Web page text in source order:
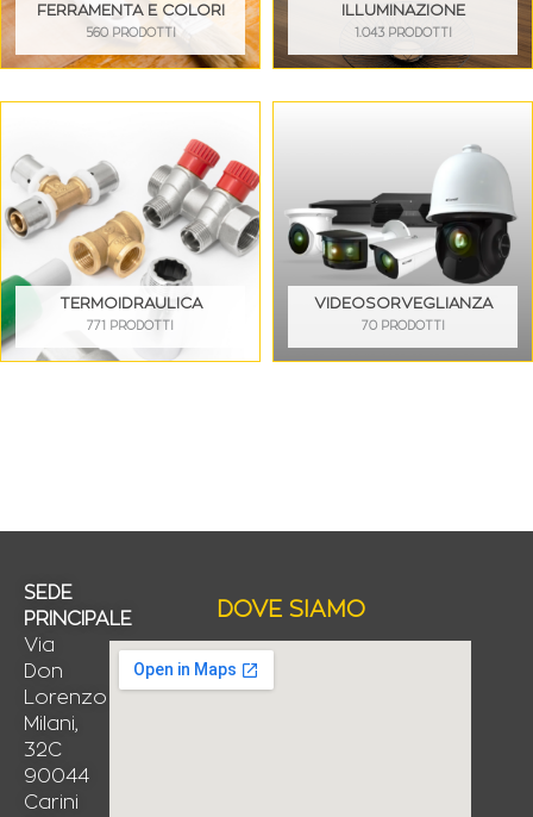
FERRAMENTA E COLORI
560 PRODOTTI
ILLUMINAZIONE
1.043 PRODOTTI
TERMOIDRAULICA
771 PRODOTTI
VIDEOSORVEGLIANZA
70 PRODOTTI
SEDE
PRINCIPALE
Via
Don
Lorenzo
Milani,
32C
90044
Carini
DOVE SIAMO